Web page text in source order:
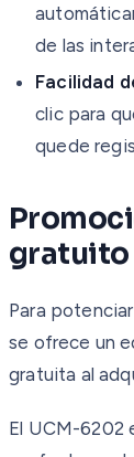
de las
Facilidad
clic para
quede
gratuito
Para
se ofrece un
gratuita al
El UCM-6202